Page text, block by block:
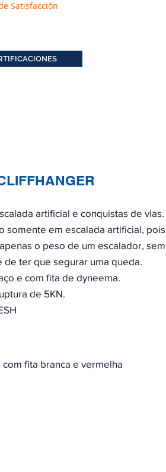
Satisfacción
artificial e conquistas de vias.
somente em escalada artificial, pois
o peso de um escalador, sem
de ter que segurar uma queda.
e com fita de dyneema.
de 5KN.
com fita branca e vermelha